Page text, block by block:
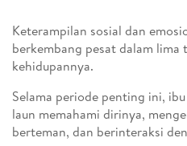
Keterampilan sosial dan
berkembang pesat dalam lima
kehidupannya.
Selama periode penting ini,
laun memahami dirinya,
berteman, dan berinteraksi